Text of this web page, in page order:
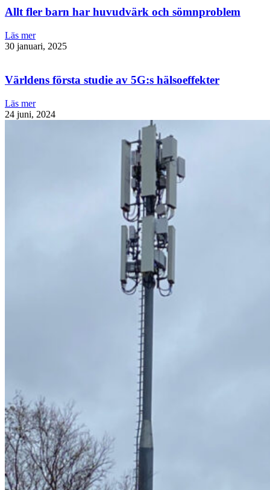
Allt fler barn har huvudvärk och sömnproblem
Läs mer
30 januari, 2025
Världens första studie av 5G:s hälsoeffekter
Läs mer
24 juni, 2024